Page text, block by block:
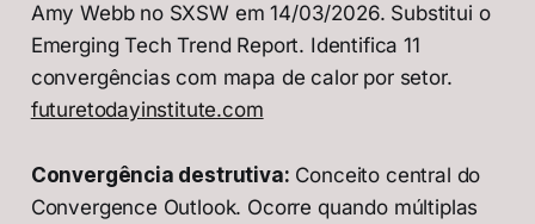
Amy Webb no SXSW em 14/03/2026. Substitui o
Emerging Tech Trend Report. Identifica 11
convergências com mapa de calor por setor.
futuretodayinstitute.com
Convergência destrutiva: Conceito central do
Convergence Outlook. Ocorre quando múltiplas